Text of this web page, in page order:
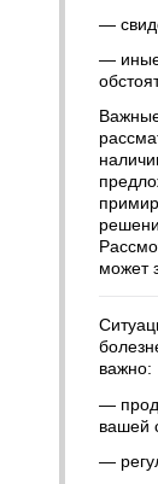
—
—
может
важно:
—
вашей
—